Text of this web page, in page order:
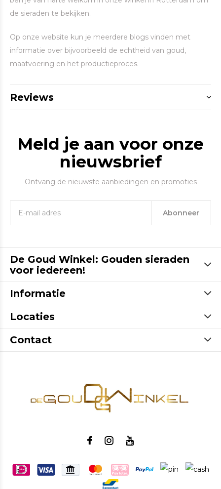
de sieraden te bekijken.
Op onze website kun je meerdere blogs vinden met
informatie over bijvoorbeeld de echtheid van goud,
maatvoering en het productieproces.
Reviews
Meld je aan voor onze
nieuwsbrief
Ontvang de nieuwste aanbiedingen en promoties
Abonneer
De Goud Winkel: Gouden sieraden
voor iedereen!
Informatie
Locaties
Contact